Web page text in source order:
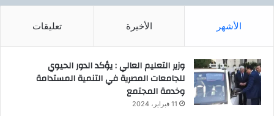
الأشهر الأخيرة تعليقات
وزير التعليم العالي : يؤكد الدور الحيوي
للجامعات المصرية في التنمية المستدامة
وخدمة المجتمع
11 فبراير، 2024